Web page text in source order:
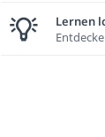
Lernen